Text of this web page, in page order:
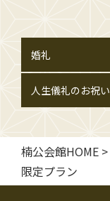
婚礼
人生儀礼のお祝い
楠公会館HOME >
限定プラン